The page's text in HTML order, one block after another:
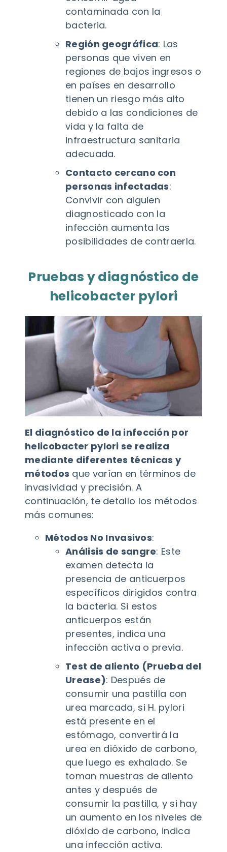
contaminada con la
bacteria.
Región geográfica: Las
personas que viven en
regiones de bajos ingresos o
en países en desarrollo
tienen un riesgo más alto
debido a las condiciones de
vida y la falta de
infraestructura sanitaria
adecuada.
Contacto cercano con
personas infectadas:
Convivir con alguien
diagnosticado con la
infección aumenta las
posibilidades de contraerla.
Pruebas y diagnóstico de
helicobacter pylori
El diagnóstico de la infección por
helicobacter pylori se realiza
mediante diferentes técnicas y
métodos que varían en términos de
invasividad y precisión. A
continuación, te detallo los métodos
más comunes:
Métodos No Invasivos:
Análisis de sangre: Este
examen detecta la
presencia de anticuerpos
específicos dirigidos contra
la bacteria. Si estos
anticuerpos están
presentes, indica una
infección activa o previa.
Test de aliento (Prueba del
Urease): Después de
consumir una pastilla con
urea marcada, si H. pylori
está presente en el
estómago, convertirá la
urea en dióxido de carbono,
que luego es exhalado. Se
toman muestras de aliento
antes y después de
consumir la pastilla, y si hay
un aumento en los niveles de
dióxido de carbono, indica
una infección activa.